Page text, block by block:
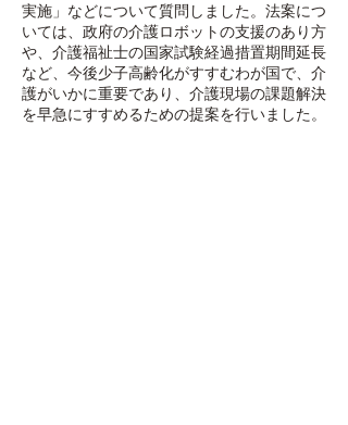
実施」などについて質問しました。 法案につ
いては、政府の介護ロボットの支援のあり方
や、介護福祉士の国家試験経過措置期間延長
など、今後少子高齢化がすすむわが国で、介
護がいかに重要であり、介護現場の課題解決
を早急にすすめるための提案を行いました。